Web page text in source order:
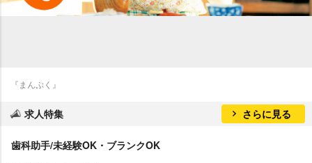
『まんぷく』
求人特集 さらに見る
歯科助手/未経験OK・ブランクOK